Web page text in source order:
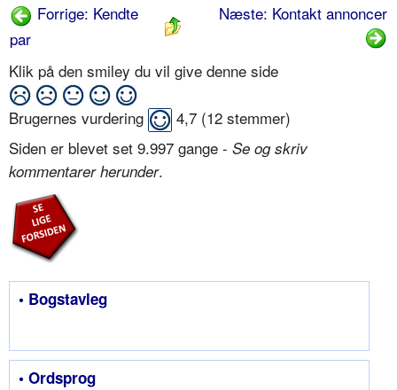
Forrige: Kendte
par
Næste: Kontakt annoncer
Klik på den smiley du vil give denne side
Brugernes vurdering 4,7 (12 stemmer)
Siden er blevet set 9.997 gange - Se og skriv
kommentarer herunder.
• Bogstavleg
• Ordsprog